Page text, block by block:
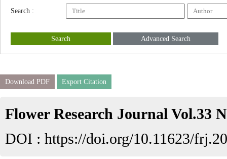
Search :
Search Advanced Search
Download PDF Export Citation
Flower Research Journal Vol.33
DOI : https://doi.org/10.11623/